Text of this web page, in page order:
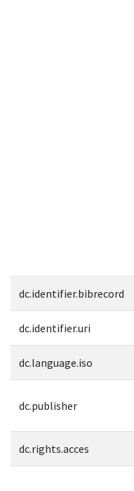
dc.identifier.bibrecord
dc.identifier.uri
dc.language.iso
dc.publisher
dc.rights.acces